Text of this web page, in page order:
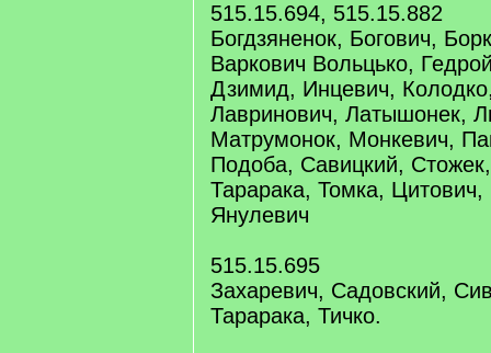
515.15.694, 515.15.882
Богдзяненок, Богович,
Варкович Вольцько,
Дзимид, Инцевич,
Лавринович, Латышонек,
Матрумонок, Монкевич,
Подоба, Савицкий,
Тарарака, Томка, Цитович,
Янулевич
515.15.695
Захаревич, Садовский,
Тарарака, Тичко.